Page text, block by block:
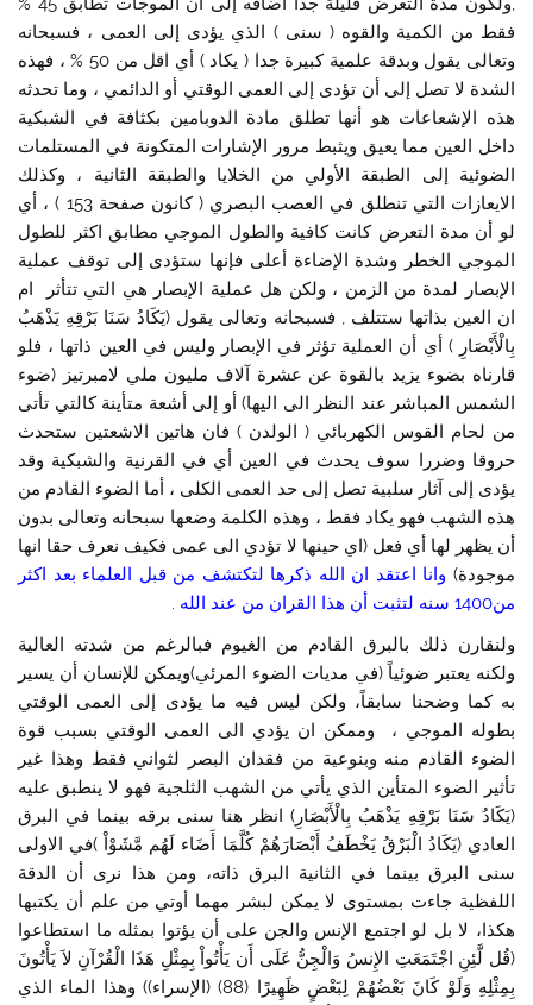
فقط من الكمية والقوه ( سنى ) الذي يؤدى إلى العمى ، فسبحانه
وتعالى يقول وبدقة علمية كبيرة جدا ( يكاد ) أي اقل من 50 % ، فهذه
الشدة لا تصل إلى أن تؤدى إلى العمى الوقتي أو الدائمي ، وما تحدثه
هذه الإشعاعات هو أنها تطلق مادة الدوبامين بكثافة في الشبكية
داخل العين مما يعيق ويثبط مرور الإشارات المتكونة في المستلمات
الضوئية إلى الطبقة الأولي من الخلايا والطبقة الثانية ، وكذلك
الايعازات التي تنطلق في العصب البصري ( كانون صفحة 153 ) ، أي
لو أن مدة التعرض كانت كافية والطول الموجي مطابق اكثر للطول
الموجي الخطر وشدة الإضاءة أعلى فإنها ستؤدى إلى توقف عملية
الإبصار لمدة من الزمن ، ولكن هل عملية الإبصار هي التي تتأثر ام
ان العين بذاتها ستتلف , فسبحانه وتعالى يقول (يَكَادُ سَنَا بَرْقِهِ يَذْهَبُ
بِالْأَبْصَارِ ) أي أن العملية تؤثر في الإبصار وليس في العين ذاتها ، فلو
قارناه بضوء يزيد بالقوة عن عشرة آلاف مليون ملي لامبرتيز (ضوء
الشمس المباشر عند النظر الى اليها) أو إلى أشعة متأينة كالتي تأتى
من لحام القوس الكهربائي ( الولدن ) فان هاتين الاشعتين ستحدث
حروقا وضررا سوف يحدث في العين أي في القرنية والشبكية وقد
يؤدى إلى آثار سلبية تصل إلى حد العمى الكلى ، أما الضوء القادم من
هذه الشهب فهو يكاد فقط ، وهذه الكلمة وضعها سبحانه وتعالى بدون
أن يظهر لها أي فعل (اي حينها لا تؤدي الى عمى فكيف نعرف حقا انها
موجودة) وانا اعتقد ان الله ذكرها لتكتشف من قبل العلماء بعد اكثر
من1400 سنه لتثبت أن هذا القران من عند الله .
ولنقارن ذلك بالبرق القادم من الغيوم فبالرغم من شدته العالية
ولكنه يعتبر ضوئياً (في مديات الضوء المرئي)ويمكن للإنسان أن يسير
به كما وضحنا سابقاً، ولكن ليس فيه ما يؤدى إلى العمى الوقتي
بطوله الموجي ، وممكن ان يؤدي الى العمى الوقتي بسبب قوة
الضوء القادم منه وبنوعية من فقدان البصر لثواني فقط وهذا غير
تأثير الضوء المتأين الذي يأتي من الشهب الثلجية فهو لا ينطبق عليه
(يَكَادُ سَنَا بَرْقِهِ يَذْهَبُ بِالْأَبْصَارِ) انظر هنا سنى برقه بينما في البرق
العادي (يَكَادُ الْبَرْقُ يَخْطَفُ أَبْصَارَهُمْ كُلَّمَا أَضَاء لَهُم مَّشَوْاْ )في الاولى
سنى البرق بينما في الثانية البرق ذاته، ومن هذا نرى أن الدقة
اللفظية جاءت بمستوى لا يمكن لبشر مهما أوتي من علم أن يكتبها
هكذا، لا بل لو اجتمع الإنس والجن على أن يؤتوا بمثله ما استطاعوا
(قُل لَّئِنِ اجْتَمَعَتِ الإِنسُ وَالْجِنُّ عَلَى أَن يَأْتُواْ بِمِثْلِ هَذَا الْقُرْآنِ لاَ يَأْتُونَ
بِمِثْلِهِ وَلَوْ كَانَ بَعْضُهُمْ لِبَعْضٍ ظَهِيرًا (88) (الإسراء)) وهذا الماء الذي